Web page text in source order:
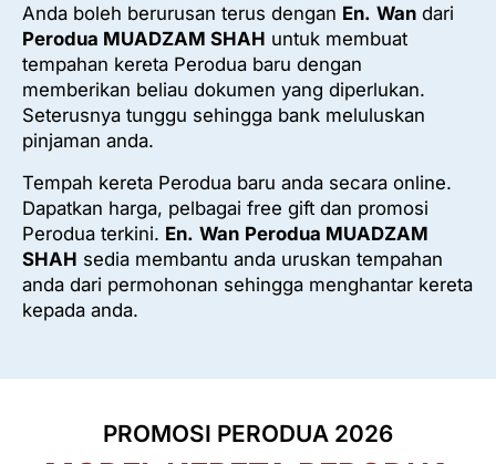
Anda boleh berurusan terus dengan En. Wan dari
Perodua MUADZAM SHAH untuk membuat
tempahan kereta Perodua baru dengan
memberikan beliau dokumen yang diperlukan.
Seterusnya tunggu sehingga bank meluluskan
pinjaman anda.
Tempah kereta Perodua baru anda secara online.
Dapatkan harga, pelbagai free gift dan promosi
Perodua terkini. En. Wan Perodua MUADZAM
SHAH sedia membantu anda uruskan tempahan
anda dari permohonan sehingga menghantar kereta
kepada anda.
PROMOSI PERODUA 2026